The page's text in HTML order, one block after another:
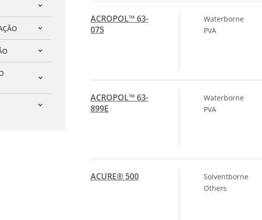
ACROPOL™ 63-
075
Waterborne
PVA
ACROPOL™ 63-
899E
Waterborne
PVA
ACURE® 500
Solventborne
Others